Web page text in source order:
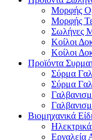
Μορφής
Μορφής
Σωλήνες
Κοίλοι
Κοίλοι
Προϊόντα
Σύρμα
Σύρμα
Βιομηχανικά
Εργαλεία